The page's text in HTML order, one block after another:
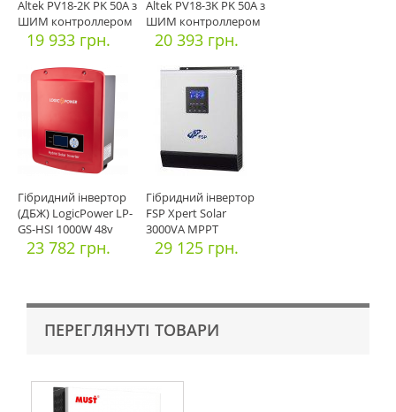
Altek PV18-2K PK 50А з
ШИМ контроллером
19 933 грн.
Altek PV18-3K PK 50А з
ШИМ контроллером
20 393 грн.
Гібридний інвертор
(ДБЖ) LogicPower LP-
GS-HSI 1000W 48v
МРРТ
23 782 грн.
Гібридний інвертор
FSP Xpert Solar
3000VA MPPT
29 125 грн.
ПЕРЕГЛЯНУТІ ТОВАРИ